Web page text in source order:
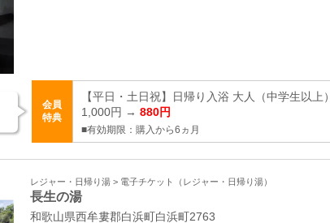
会員
特典
【平日・土日祝】日帰り入浴 大人（中学生以上）
1,000円 → 880円
■有効期限：購入から6ヵ月
レジャー・日帰り湯 > 電子チケット（レジャー・日帰り湯）
長生の湯
和歌山県西牟婁郡白浜町白浜町2763